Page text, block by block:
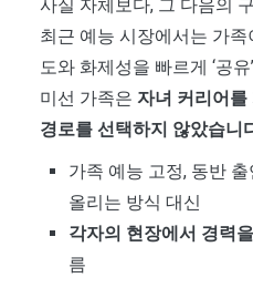
사실 자체보다, 그 다음의
최근 예능 시장에서는 가족
도와 화제성을 빠르게 ‘공
미선 가족은 자녀 커리어
경로를 선택하지 않았습니
가족 예능 고정, 동반
올리는 방식 대신
각자의 현장에서 경력
름